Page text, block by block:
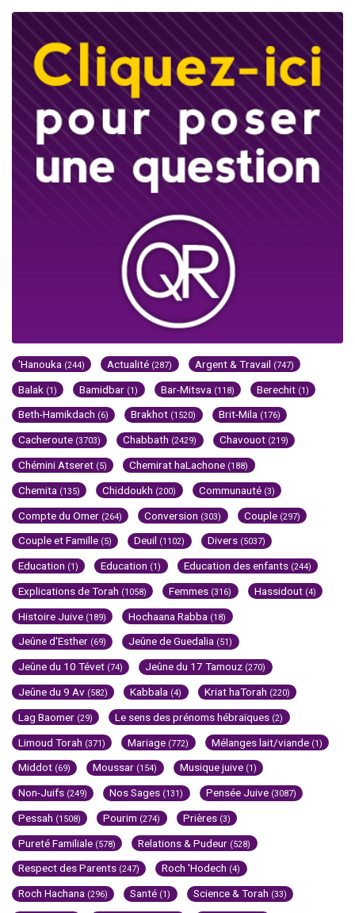
'Hanouka (244) Actualité (287) Argent & Travail (747)
Balak (1) Bamidbar (1) Bar-Mitsva (118) Berechit (1)
Beth-Hamikdach (6) Brakhot (1520) Brit-Mila (176)
Cacheroute (3703) Chabbath (2429) Chavouot (219)
Chémini Atseret (5) Chemirat haLachone (188)
Chemita (135) Chiddoukh (200) Communauté (3)
Compte du Omer (264) Conversion (303) Couple (297)
Couple et Famille (5) Deuil (1102) Divers (5037)
Education (1) Education (1) Education des enfants (244)
Explications de Torah (1058) Femmes (316) Hassidout (4)
Histoire Juive (189) Hochaana Rabba (18)
Jeûne d'Esther (69) Jeûne de Guedalia (51)
Jeûne du 10 Tévet (74) Jeûne du 17 Tamouz (270)
Jeûne du 9 Av (582) Kabbala (4) Kriat haTorah (220)
Lag Baomer (29) Le sens des prénoms hébraïques (2)
Limoud Torah (371) Mariage (772) Mélanges lait/viande (1)
Middot (69) Moussar (154) Musique juive (1)
Non-Juifs (249) Nos Sages (131) Pensée Juive (3087)
Pessah (1508) Pourim (274) Prières (3)
Pureté Familiale (578) Relations & Pudeur (528)
Respect des Parents (247) Roch 'Hodech (4)
Roch Hachana (296) Santé (1) Science & Torah (33)